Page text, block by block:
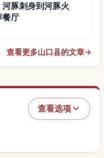
豚刺身到河豚火
餐厅
查看更多山口县的文章→
查看选项